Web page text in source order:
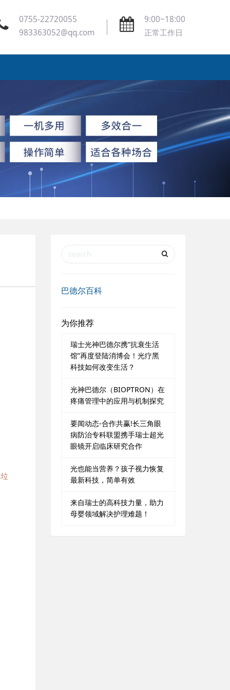
0755-22720055
983363052@qq.com
9:00~18:00
正常工作日
巴德尔百科
为你推荐
瑞士光神巴德尔携“抗衰生活
馆”再度登陆消博会！光疗黑
科技如何改变生活？
光神巴德尔（BIOPTRON）在
疼痛管理中的应用与机制探究
要闻动态-合作共赢!长三角眼
病防治专科联盟携手瑞士超光
眼镜开启临床研究合作
光也能当营养？孩子视力恢复
最新科技，简单有效
来自瑞士的高科技力量，助力
母婴领域解决护理难题！